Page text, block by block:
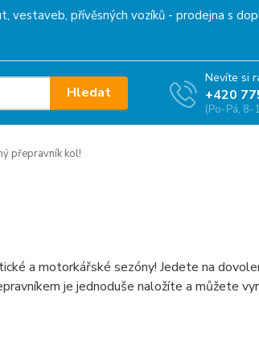
vestaveb, přívěsných vozíků - prodejna s
Hledat
Nevíte si
+420
(Po-Pá, 8-
přepravník kol!
a motorkářské sezóny! Jedete na
je jednoduše naložíte a můžete